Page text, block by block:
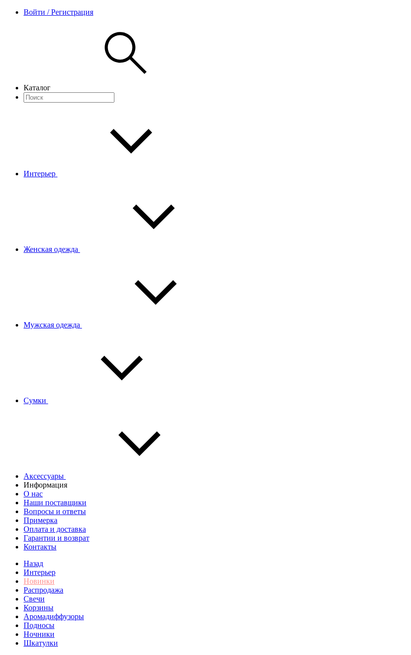
Войти / Регистрация
Каталог
Интерьер
Женская одежда
Мужская одежда
Сумки
Аксессуары
Информация
О нас
Наши поставщики
Вопросы и ответы
Примерка
Оплата и доставка
Гарантии и возврат
Контакты
Назад
Интерьер
Новинки
Распродажа
Свечи
Корзины
Аромадиффузоры
Подносы
Ночники
Шкатулки